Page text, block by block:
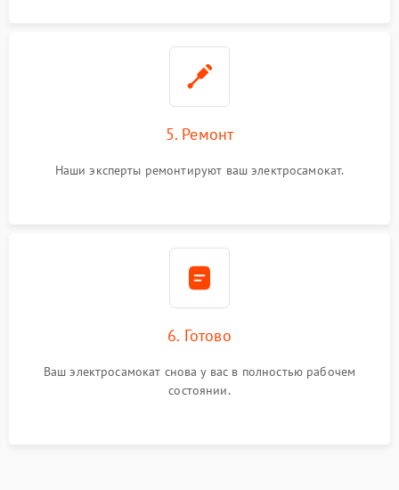
5. Ремонт
Наши эксперты ремонтируют ваш электросамокат.
6. Готово
Ваш электросамокат снова у вас в полностью рабочем
состоянии.